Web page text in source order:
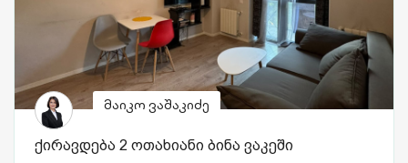
მაიკო ვაშაკიძე
ქირავდება 2 ოთახიანი ბინა ვაკეში